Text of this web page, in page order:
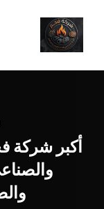
content
أكبر شركة